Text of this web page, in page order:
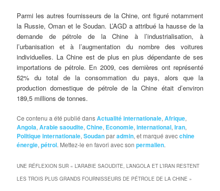
Parmi les autres fournisseurs de la Chine, ont figuré notamment
la Russie, Oman et le Soudan. L’AGD a attribué la hausse de la
demande de pétrole de la Chine à l’industrialisation, à
l’urbanisation et à l’augmentation du nombre des voitures
individuelles. La Chine est de plus en plus dépendante de ses
importations de pétrole. En 2009, ces dernières ont représenté
52% du total de la consommation du pays, alors que la
production domestique de pétrole de la Chine était d’environ
189,5 millions de tonnes.
Ce contenu a été publié dansActualité internationale,Afrique,
Angola,Arabie saoudite,Chine, Economie,international,Iran,
Politique internationale,Soudanparadmin, et marqué avecchine
énergie,pétrol. Mettez-le en favori avec sonpermalien.
UNE RÉFLEXION SUR «L’ARABIE SAOUDITE, L’ANGOLA ET L’IRAN RESTENT
LES TROIS PLUS GRANDS FOURNISSEURS DE PÉTROLE DE LA CHINE »